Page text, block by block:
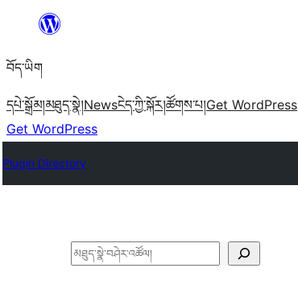
content
བོད་ཡིག
དཔེ་སྒྲོམ།མཐུད་སྣེ།Newsངེད་ཀྱི་སྐོར།ཚོགས་པ།Get WordPress
Get WordPress
Plugin Directory
བཤེར་